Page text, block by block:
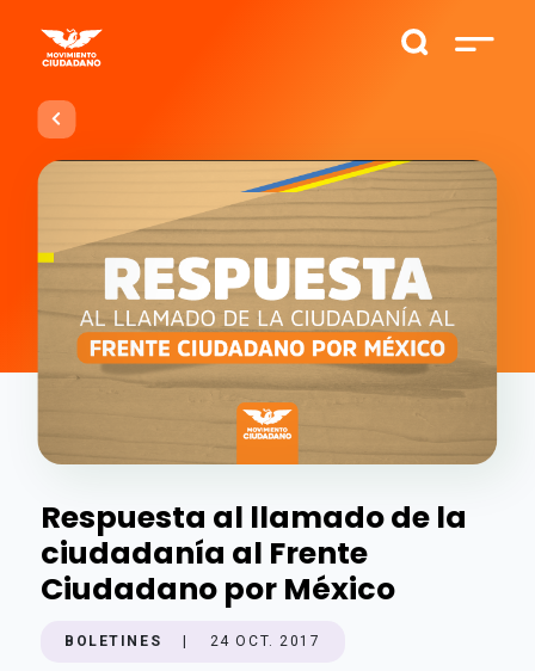
Respuesta al llamado de la
ciudadanía al Frente
Ciudadano por México
BOLETINES 24 OCT. 2017